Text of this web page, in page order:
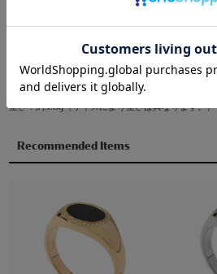
トップ：約10×14㎜
パールに個体差があります。予めご了承ください。
重さ：約5.8g（サイズにより重さは異なります。）
Recommended Items